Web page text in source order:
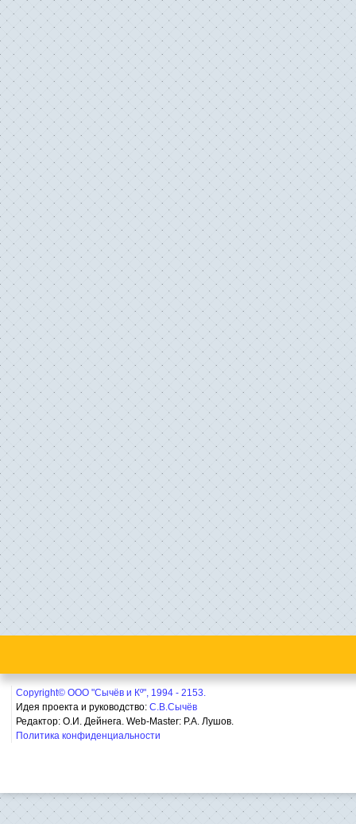
Copyright© ООО "Сычёв и Кº", 1994 - 2153.
Идея проекта и руководство: С.В.Сычёв
Редактор: О.И. Дейнега. Web-Master: Р.А. Лушов.
Политика конфиденциальности